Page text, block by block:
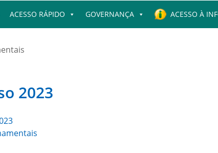
ACESSO RÁPIDO GOVERNANÇA ACESSO À
2023